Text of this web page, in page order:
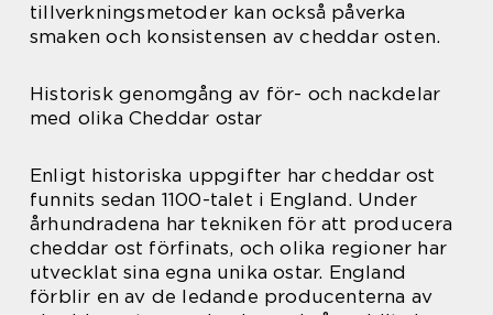
tillverkningsmetoder kan också påverka
smaken och konsistensen av cheddar osten.
Historisk genomgång av för- och nackdelar
med olika Cheddar ostar
Enligt historiska uppgifter har cheddar ost
funnits sedan 1100-talet i England. Under
århundradena har tekniken för att producera
cheddar ost förfinats, och olika regioner har
utvecklat sina egna unika ostar. England
förblir en av de ledande producenterna av